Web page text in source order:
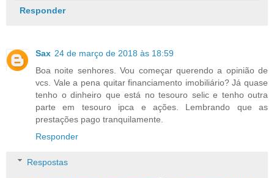
Responder
Sax 24 de março de 2018 às 18:59
Boa noite senhores. Vou começar querendo a opinião de
vcs. Vale a pena quitar financiamento imobiliário? Já quase
tenho o dinheiro que está no tesouro selic e tenho outra
parte em tesouro ipca e ações. Lembrando que as
prestações pago tranquilamente.
Responder
Respostas